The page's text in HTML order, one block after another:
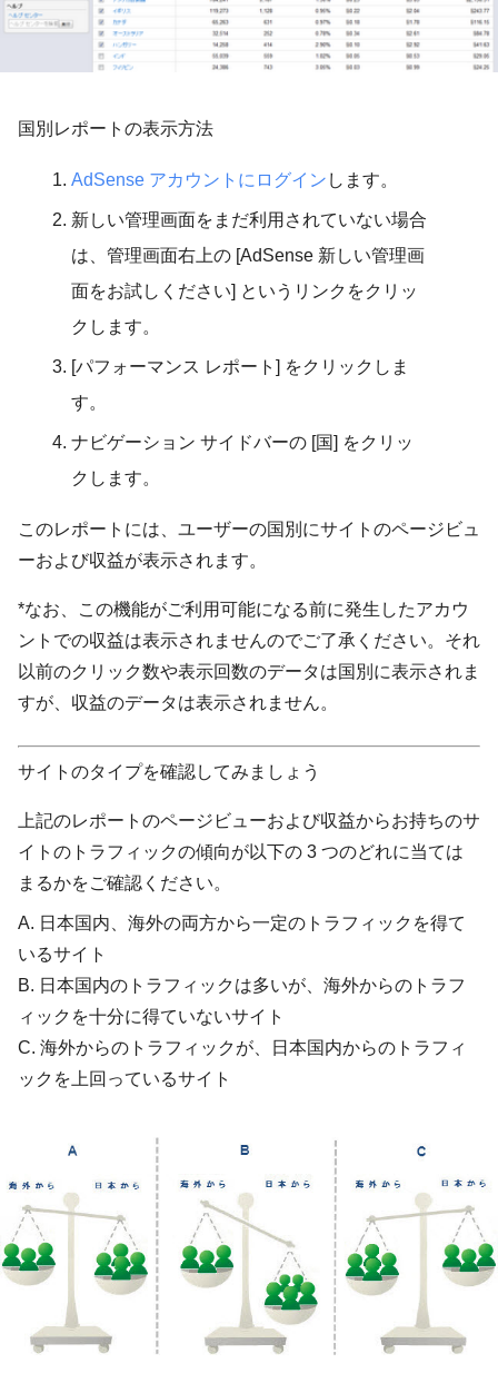
国別レポートの表示方法
AdSense アカウントにログイン します。
新しい管理画面をまだ利用されていない場合
は、管理画面右上の [AdSense 新しい管理画
面をお試しください] というリンクをクリッ
クします。
[パフォーマンス レポート] をクリックしま
す。
ナビゲーション サイドバーの [国] をクリッ
クします。
このレポートには、ユーザーの国別にサイトのページビュ
ーおよび収益が表示されます。
*なお、この機能がご利用可能になる前に発生したアカウ
ントでの収益は表示されませんのでご了承ください。それ
以前のクリック数や表示回数のデータは国別に表示されま
すが、収益のデータは表示されません。
サイトのタイプを確認してみましょう
上記のレポートのページビューおよび収益からお持ちのサ
イトのトラフィックの傾向が以下の 3 つのどれに当ては
まるかをご確認ください。
A. 日本国内、海外の両方から一定のトラフィックを得て
いるサイト
B. 日本国内のトラフィックは多いが、海外からのトラフ
ィックを十分に得ていないサイト
C. 海外からのトラフィックが、日本国内からのトラフィ
ックを上回っているサイト